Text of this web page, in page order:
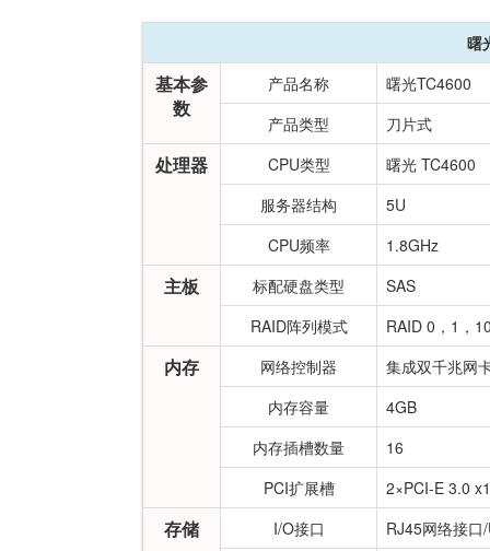
曙
基本参
数
产品名称
曙光TC4600
产品类型
刀片式
处理器 CPU类型
曙光 TC4600
服务器结构
5U
CPU频率
1.8GHz
主板 标配硬盘类型
SAS
RAID阵列模式
RAID 0，1，
内存 网络控制器
集成双千兆网
内存容量
4GB
内存插槽数量
16
PCI扩展槽
2×PCI-E 3.0
存储 I/O接口
RJ45网络接口